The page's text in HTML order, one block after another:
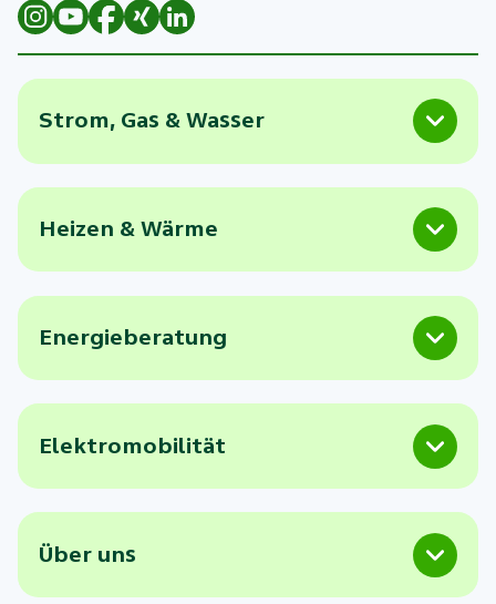
Strom, Gas & Wasser
Heizen & Wärme
Energieberatung
Elektromobilität
Über uns